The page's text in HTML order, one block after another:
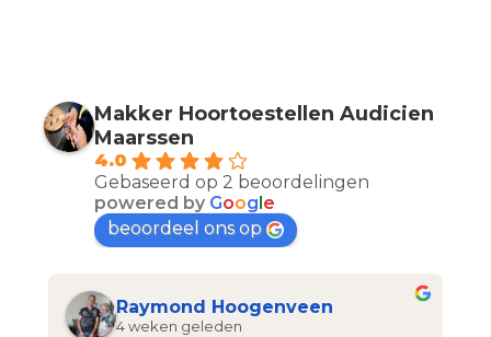
Makker Hoortoestellen Audicien
Maarssen
4.0
Gebaseerd op 2 beoordelingen
powered by Google
beoordeel ons op
Raymond Hoogenveen
4 weken geleden